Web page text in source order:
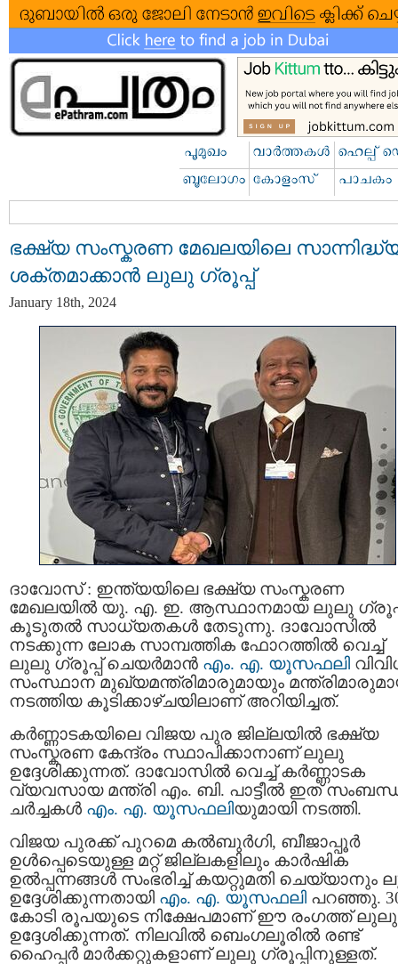
ഭക്ഷ്യ സംസ്കരണ മേഖലയിലെ
ശക്തമാക്കാൻ ലുലു ഗ്രൂപ്പ്
January 18th, 2024
ദാവോസ് : ഇന്ത്യയിലെ ഭക്ഷ്യ സംസ്കരണ
മേഖലയിൽ യു. എ. ഇ. ആസ്ഥാനമായ ലുലു
കൂടുതൽ സാധ്യതകൾ തേടുന്നു. ദാവോസിൽ
നടക്കുന്ന ലോക സാമ്പത്തിക ഫോറത്തിൽ വെച്ച്
ലുലു ഗ്രൂപ്പ് ചെയർമാൻ എം. എ. യൂസഫലി
സംസ്ഥാന മുഖ്യമന്ത്രിമാരുമായും
നടത്തിയ കൂടിക്കാഴ്ചയിലാണ് അറിയിച്ചത്.
കർണ്ണാടകയിലെ വിജയ പുര ജില്ലയിൽ ഭക്ഷ്യ
സംസ്കരണ കേന്ദ്രം സ്ഥാപിക്കാനാണ് ലുലു
ഉദ്ദേശിക്കുന്നത്. ദാവോസിൽ വെച്ച് കർണ്ണാടക
വ്യവസായ മന്ത്രി എം. ബി. പാട്ടീൽ ഇത്
ചർച്ചകൾ എം. എ. യൂസഫലിയുമായി നടത്തി.
വിജയ പുരക്ക് പുറമെ കൽബുർഗി, ബീജാപ്പൂർ
ഉൾപ്പെടെയുള്ള മറ്റ് ജില്ലകളിലും കാർഷിക
ഉൽപ്പന്നങ്ങൾ സംഭരിച്ച് കയറ്റുമതി ചെയ്യാനും
ഉദ്ദേശിക്കുന്നതായി എം. എ. യൂസഫലി പറഞ്ഞു.
കോടി രൂപയുടെ നിക്ഷേപമാണ് ഈ രംഗത്ത് ലുലു
ഉദ്ദേശിക്കുന്നത്. നിലവിൽ ബെംഗലൂരിൽ രണ്ട്
ഹൈപ്പർ മാർക്കറ്റുകളാണ് ലുലു ഗ്രൂപ്പിനുള്ളത്.